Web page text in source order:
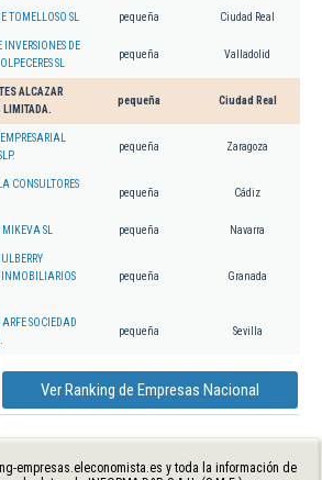
TOMELLOSO SL pequeña Ciudad Real
INVERSIONES DE
SL
pequeña Valladolid
ALCAZAR
LIMITADA.
pequeña Ciudad Real
pequeña Zaragoza
CONSULTORES
pequeña Cádiz
SL pequeña Navarra
INMOBILIARIOS
pequeña Granada
SOCIEDAD
pequeña Sevilla
Ver Ranking de Empresas Nacional
empresas.eleconomista.es y toda la información de